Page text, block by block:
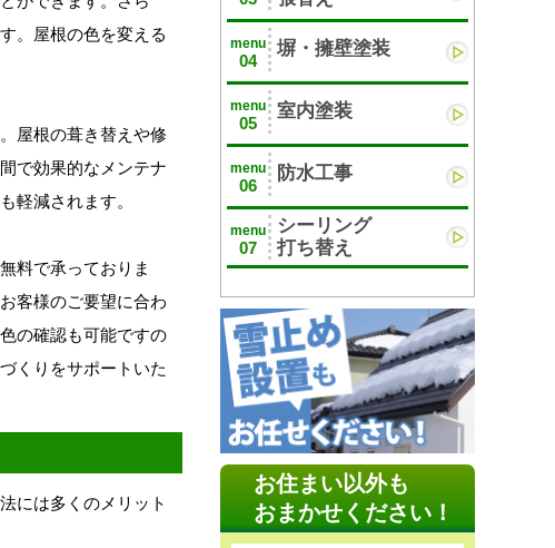
。屋根の色を変える
屋根の葺き替えや修
で効果的なメンテナ
軽減されます。
料で承っておりま
客様のご要望に合わ
の確認も可能ですの
くりをサポートいた
には多くのメリット
menu
04
塀・擁壁塗装
menu
05
室内塗装
menu
06
防水工事
menu
07
シーリング
打ち替え
お住まい以外も
おまかせください！